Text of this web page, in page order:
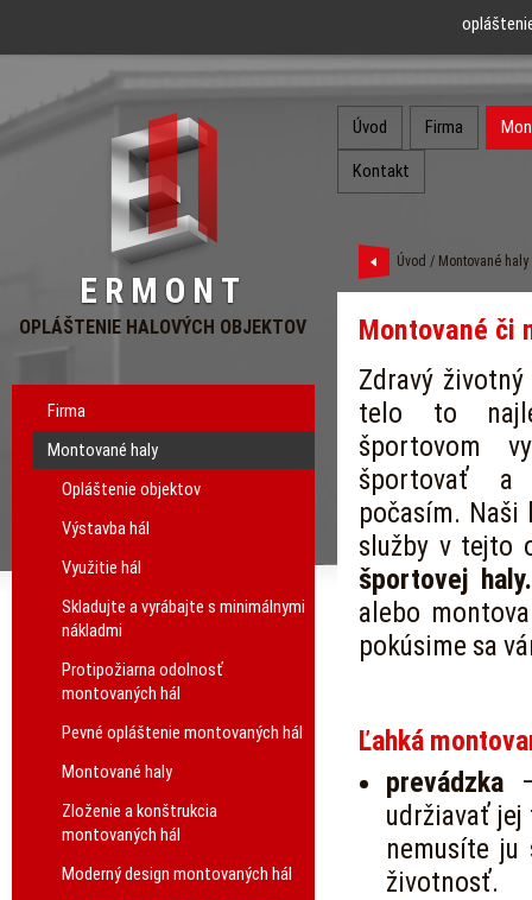
ERMONT
OPLÁŠTENIE HALOVÝCH OBJEKTOV
Firma
Montované haly
Opláštenie objektov
Výstavba hál
Využitie hál
Skladujte a vyrábajte s minimálnymi
nákladmi
Protipožiarna odolnosť
montovaných hál
Pevné opláštenie montovaných hál
Montované haly
Zloženie a konštrukcia
montovaných hál
Moderný design montovaných hál
Úvod Firma
Kontakt
Úvod / Montované haly
Montované či
Zdravý
telo to
športovom
športovať a
počasím.
služby v tejto
športovej haly.
alebo
pokúsime sa
Ľahká
prevádzka
udržiavať jej
nemusíte ju
životnosť.